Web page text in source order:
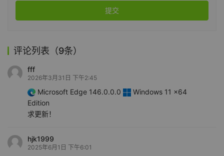
提交
评论列表（9条）
fff
2026年3月31日 下午2:45
Microsoft Edge 146.0.0.0
Windows 11 x64
Edition
求更新！
hjk1999
2025年6月1日 下午6:01